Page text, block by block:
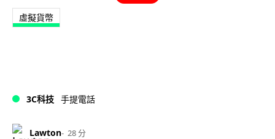
虛擬貨幣
3C科技 手提電話
Lawton 28 分